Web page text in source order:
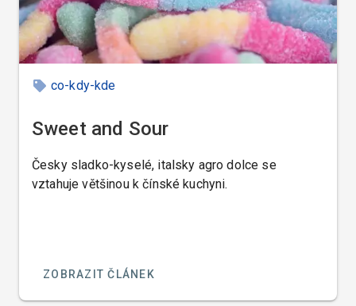
co-kdy-kde
Sweet and Sour
Česky sladko-kyselé, italsky agro dolce se
vztahuje většinou k čínské kuchyni.
ZOBRAZIT ČLÁNEK